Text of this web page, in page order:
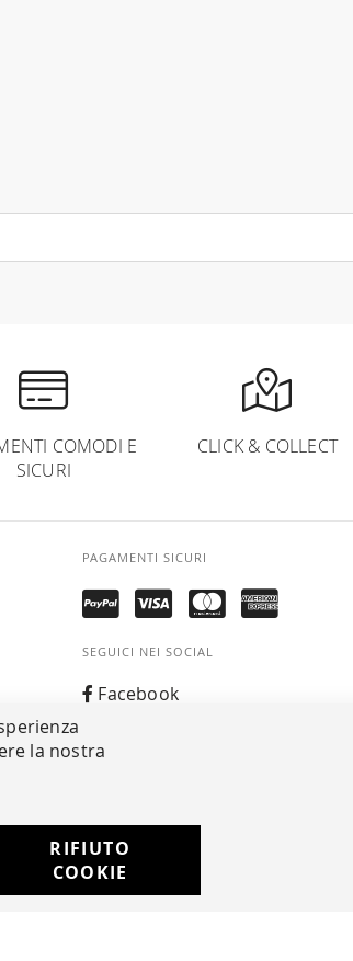
COMODI E
SICURI
CLICK & COLLECT
PAGAMENTI SICURI
SEGUICI NEI SOCIAL
Facebook
Whatsapp
la nostra
RIFIUTO
COOKIE